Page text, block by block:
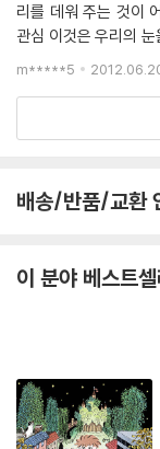
리를 데워 주는 것이
관심 이것은 우리의
m*****5
배송/반품/교환
이 분야 베스트셀